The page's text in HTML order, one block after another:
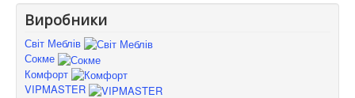
Виробники
Світ Меблів
Сокме
Комфорт
VIPMASTER